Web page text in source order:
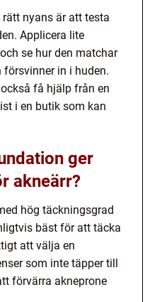
nyans är att testa
Applicera lite
se hur den matchar
in i huden.
få hjälp från en
i en butik som kan
ger
akneärr?
hög täckningsgrad
bäst för att täcka
att välja en
som inte täpper till
förvärra akneprone